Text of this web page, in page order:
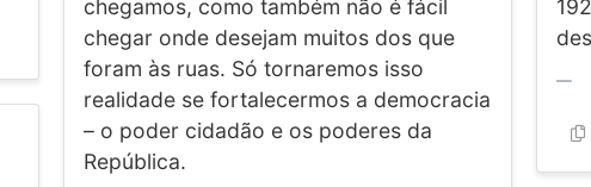
chegamos, como também não é fácil
chegar onde desejam muitos dos que
foram às ruas. Só tornaremos isso
realidade se fortalecermos a democracia
– o poder cidadão e os poderes da
República.